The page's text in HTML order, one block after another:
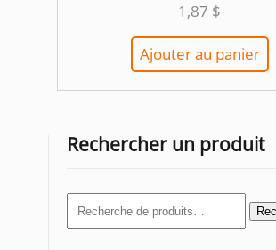
1,87 $
Ajouter au panier
Rechercher un produit
Recherche
pour :